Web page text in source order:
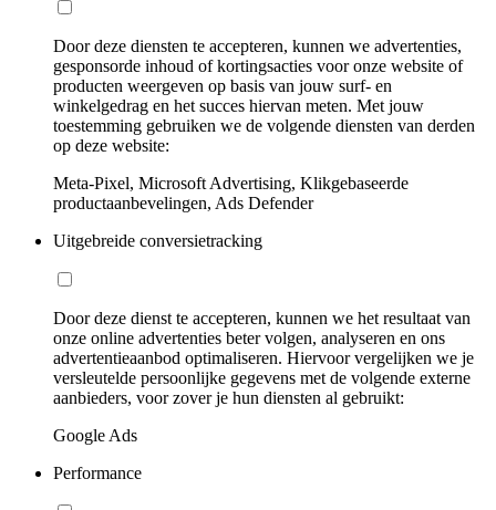
Door deze diensten te accepteren, kunnen we advertenties,
gesponsorde inhoud of kortingsacties voor onze website of
producten weergeven op basis van jouw surf- en
winkelgedrag en het succes hiervan meten. Met jouw
toestemming gebruiken we de volgende diensten van derden
op deze website:
Meta-Pixel, Microsoft Advertising, Klikgebaseerde
productaanbevelingen, Ads Defender
Uitgebreide conversietracking
Door deze dienst te accepteren, kunnen we het resultaat van
onze online advertenties beter volgen, analyseren en ons
advertentieaanbod optimaliseren. Hiervoor vergelijken we je
versleutelde persoonlijke gegevens met de volgende externe
aanbieders, voor zover je hun diensten al gebruikt:
Google Ads
Performance